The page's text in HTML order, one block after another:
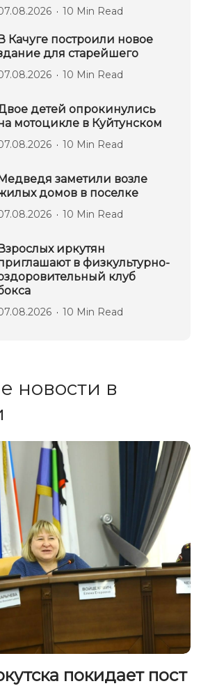
10 Min Read
Качуге построили новое
для старейшего
10 Min Read
детей опрокинулись
мотоцикле в Куйтунском
10 Min Read
заметили возле
домов в поселке
10 Min Read
иркутян
в физкультурно-
клуб
10 Min Read
новости в
покидает пост